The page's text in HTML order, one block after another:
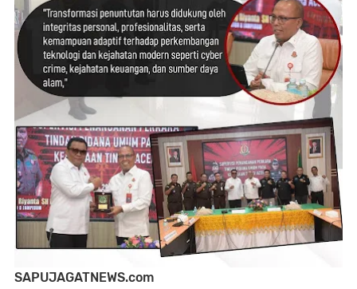
SAPUJAGATNEWS.com